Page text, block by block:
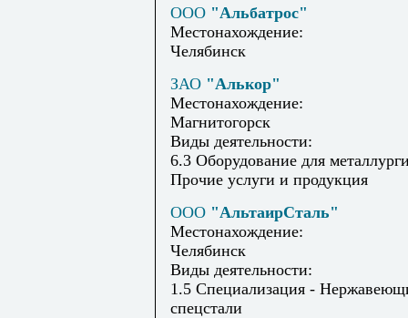
ООО "Альбатрос"
Местонахождение:
Челябинск
ЗАО "Алькор"
Местонахождение:
Магнитогорск
Виды деятельности:
6.3 Оборудование для
Прочие услуги и продукция
ООО "АльтаирСталь"
Местонахождение:
Челябинск
Виды деятельности:
1.5 Специализация -
спецстали